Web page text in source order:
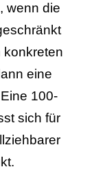
wenn die
konkreten
eine
100-
sich für